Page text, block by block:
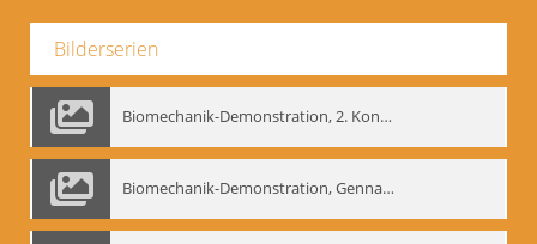
Bilderserien
Biomechanik-Demonstration, 2. Kongress der EMF, Mai 1995
Biomechanik-Demonstration, Gennadij Bogdanow im Berliner Ensemble, 04.10.1991